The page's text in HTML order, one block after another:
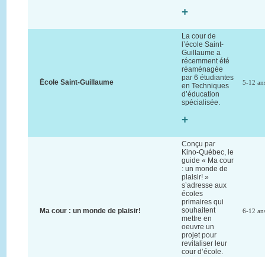
+
École Saint-Guillaume
La cour de
l’école Saint-
Guillaume a
récemment été
réaménagée
par 6 étudiantes
en Techniques
d’éducation
spécialisée.
+
5-12
Ma cour : un monde de plaisir!
Conçu par
Kino-Québec, le
guide « Ma cour
: un monde de
plaisir! »
s’adresse aux
écoles
primaires qui
souhaitent
mettre en
oeuvre un
projet pour
revitaliser leur
cour d’école.
6-12